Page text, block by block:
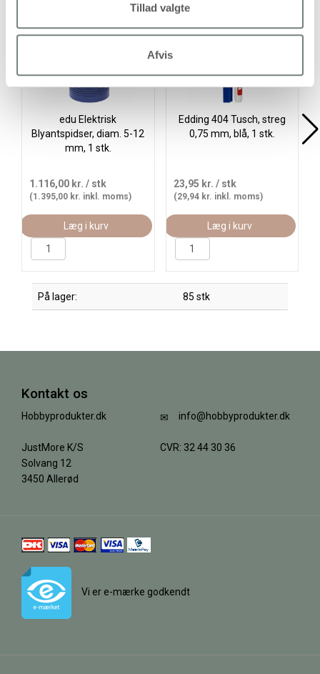
Tillad valgte
Afvis
Gratis levering
edu Elektrisk
Blyantspidser, diam. 5-12
mm, 1 stk.
1.116,00 kr. / stk
(1.395,00 kr. inkl. moms)
Læg i kurv
Køb mere og spar
Edding 404 Tusch, streg
0,75 mm, blå, 1 stk.
23,95 kr. / stk
(29,94 kr. inkl. moms)
Læg i kurv
På lager: 85 stk
Kontakt os
Hobbyprodukter.dk
JustMore K/S
Solvang 12
3450 Allerød
info@hobbyprodukter.dk
CVR: 32 44 30 36
Vi er e-mærke godkendt